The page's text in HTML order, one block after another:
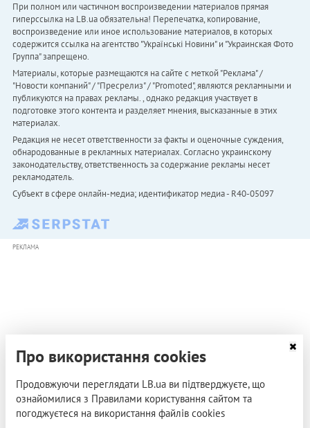
При полном или частичном воспроизведении материалов прямая
гиперссылка на LB.ua обязательна! Перепечатка, копирование,
воспроизведение или иное использование материалов, в которых
содержится ссылка на агентство "Українськi Новини" и "Украинская Фото
Группа" запрещено.
Материалы, которые размещаются на сайте с меткой "Реклама" /
"Новости компаний" / "Пресрелиз" / "Promoted", являются рекламными и
публикуются на правах рекламы. , однако редакция участвует в
подготовке этого контента и разделяет мнения, высказанные в этих
материалах.
Редакция не несет ответственности за факты и оценочные суждения,
обнародованные в рекламных материалах. Согласно украинскому
законодательству, ответственность за содержание рекламы несет
рекламодатель.
Субъект в сфере онлайн-медиа; идентификатор медиа - R40-05097
РЕКЛАМА
Про використання cookies
Продовжуючи переглядати LB.ua ви підтверджуєте, що
ознайомилися з Правилами користування сайтом та
погоджуєтеся на використання файлів cookies